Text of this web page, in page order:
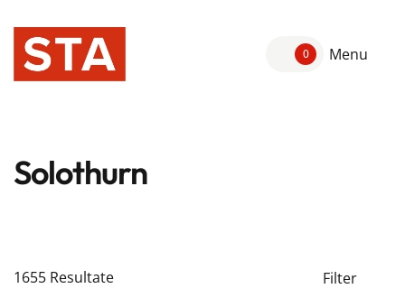
0 Menu
Solothurn
1655 Resultate Filter